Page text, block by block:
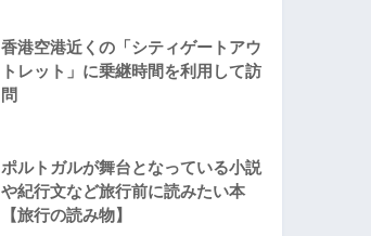
香港空港近くの「シティゲートアウ
トレット」に乗継時間を利用して訪
問
ポルトガルが舞台となっている小説
や紀行文など旅行前に読みたい本
【旅行の読み物】